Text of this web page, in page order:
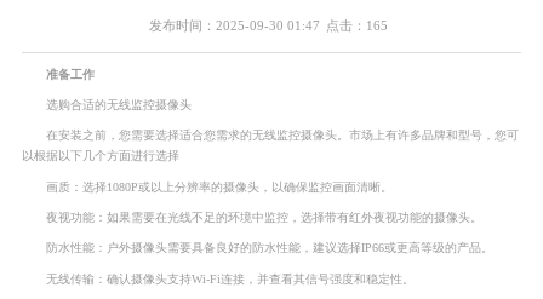
发布时间：2025-09-30 01:47 点击：165
准备工作
选购合适的无线监控摄像头
在安装之前，您需要选择适合您需求的无线监控摄像头。市场上有许多品牌和型号，您可
以根据以下几个方面进行选择
画质：选择1080P或以上分辨率的摄像头，以确保监控画面清晰。
夜视功能：如果需要在光线不足的环境中监控，选择带有红外夜视功能的摄像头。
防水性能：户外摄像头需要具备良好的防水性能，建议选择IP66或更高等级的产品。
无线传输：确认摄像头支持Wi-Fi连接，并查看其信号强度和稳定性。